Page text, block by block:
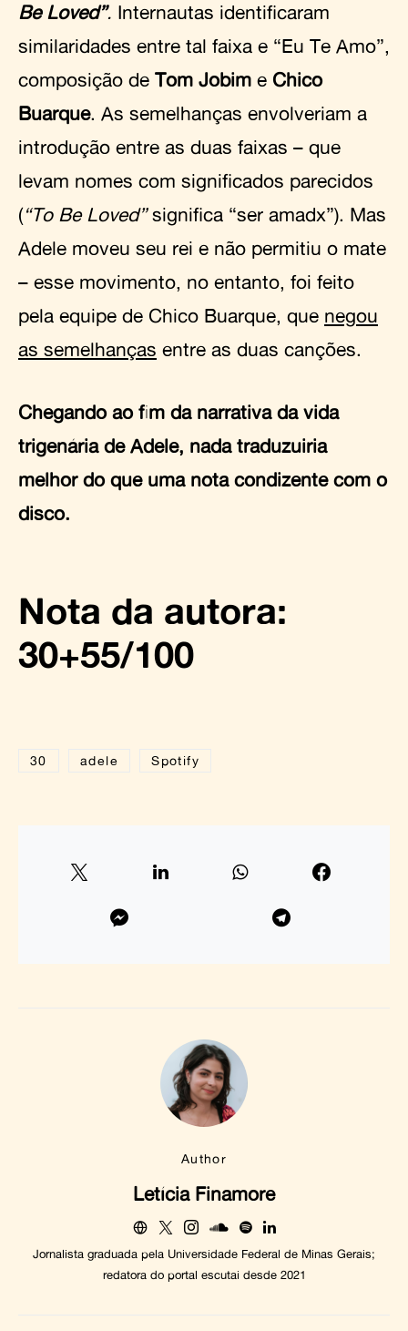
Be Loved”. Internautas identificaram
similaridades entre tal faixa e “Eu Te Amo”,
composição de Tom Jobim e Chico
Buarque. As semelhanças envolveriam a
introdução entre as duas faixas – que
levam nomes com significados parecidos
(“To Be Loved”significa “ser amadx”). Mas
Adele moveu seu rei e não permitiu o mate
– esse movimento, no entanto, foi feito
pela equipe de Chico Buarque, que negou
as semelhanças entre as duas canções.
Chegando ao fim da narrativa da vida
trigenária de Adele, nada traduzuiria
melhor do que uma nota condizente com o
disco.
Nota da autora:
30+55/100
30 adele Spotify
Author
Letícia Finamore
Jornalista graduada pela Universidade Federal de Minas Gerais;
redatora do portal escutai desde 2021